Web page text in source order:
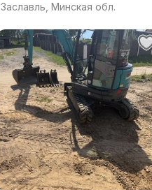
Заславль, Минская обл.